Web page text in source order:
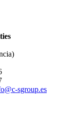
sgroup.es